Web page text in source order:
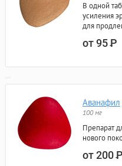
В одной
усиления
для
от 95Р
Аванафил
100 мг
Препарат
нового
от 200Р